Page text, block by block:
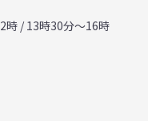
時 / 13時30分～16時